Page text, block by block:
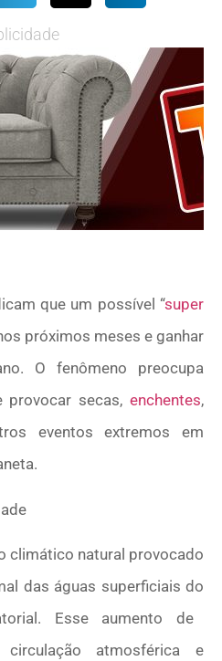
que um possível “super
próximos meses e ganhar
O fenômeno preocupa
secas, enchentes,
eventos extremos em
climático natural provocado
das águas superficiais do
Esse aumento de
atmosférica e